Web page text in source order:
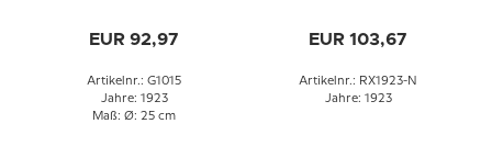
EUR 92,97
Artikelnr.: G1015
Jahre: 1923
Maß: Ø: 25 cm
EUR 103,67
Artikelnr.: RX1923-N
Jahre: 1923